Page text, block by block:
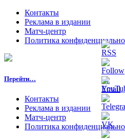
Контакты
Реклама в издании
Матч-центр
Политика
Перейти…
Контакты
Реклама в издании
Матч-центр
Политика